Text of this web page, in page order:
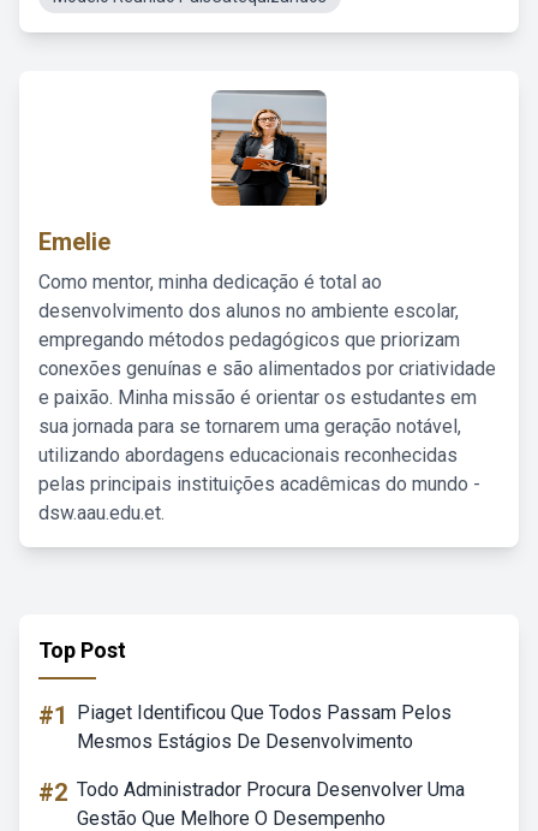
Emelie
Como mentor, minha dedicação é total ao
desenvolvimento dos alunos no ambiente escolar,
empregando métodos pedagógicos que priorizam
conexões genuínas e são alimentados por criatividade
e paixão. Minha missão é orientar os estudantes em
sua jornada para se tornarem uma geração notável,
utilizando abordagens educacionais reconhecidas
pelas principais instituições acadêmicas do mundo -
dsw.aau.edu.et.
Top Post
#1
Piaget Identificou Que Todos Passam Pelos
Mesmos Estágios De Desenvolvimento
#2 Todo Administrador Procura Desenvolver Uma
Gestão Que Melhore O Desempenho